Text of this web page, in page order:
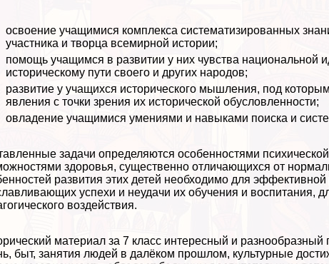
освоение учащимися комплекса систематизированных
участника и творца всемирной истории;
помощь учащимся в развитии у них чувства национальной
историческому пути своего и других народов;
развитие у учащихся исторического мышления, под
явления с точки зрения их исторической обусловленности;
овладение учащимися умениями и навыками поиска и
задачи определяются особенностями
здоровья, существенно отличающихся от
развития этих детей необходимо для
успехи и неудачи их обучения и воспитания,
воздействия.
материал за 7 класс интересный и
быт, занятия людей в далёком прошлом, культурные